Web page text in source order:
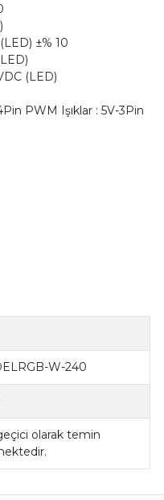
±% 10
(LED)
PWM Işıklar : 5V-3Pin
W-240
olarak temin